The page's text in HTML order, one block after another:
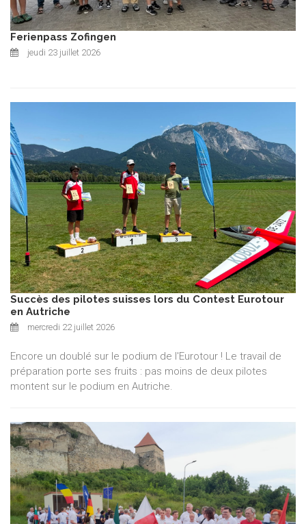
Ferienpass Zofingen
jeudi 23 juillet 2026
Succès des pilotes suisses lors du Contest Eurotour
en Autriche
mercredi 22 juillet 2026
Encore un doublé sur le podium de l'Eurotour ! Le travail de
préparation porte ses fruits : pas moins de deux pilotes
montent sur le podium en Autriche.